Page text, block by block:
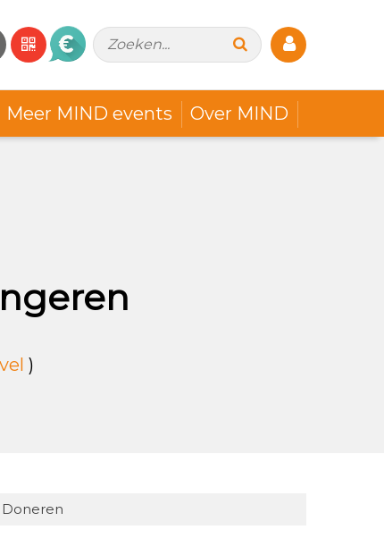
Zoeken...
Meer MIND events Over MIND
)
Doneren